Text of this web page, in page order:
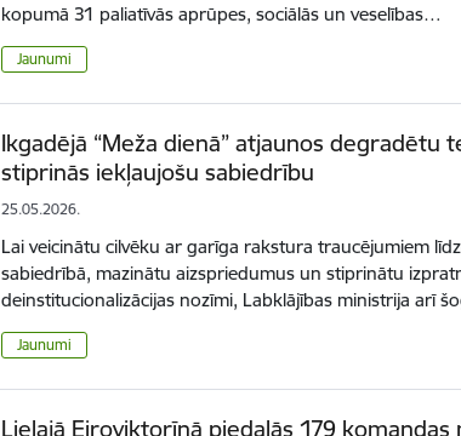
kopumā 31 paliatīvās aprūpes, sociālās un veselības…
Jaunumi
Ikgadējā “Meža dienā” atjaunos degradētu
stiprinās iekļaujošu sabiedrību
25.05.2026.
Lai veicinātu cilvēku ar garīga rakstura traucējumiem
sabiedrībā, mazinātu aizspriedumus un stiprinātu
deinstitucionalizācijas nozīmi, Labklājības ministrija arī
Jaunumi
Lielajā Eiroviktorīnā piedalās 179 komandas